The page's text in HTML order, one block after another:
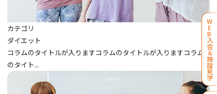
カテゴリ
ダイエット
コラムのタイトルが入りますコラムのタイトルが入りますコラム
のタイト...
W
E
B
入
会
＆
施
設
見
学